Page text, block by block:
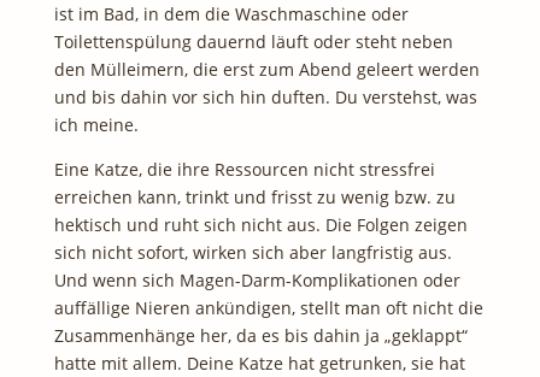
ist im Bad, in dem die Waschmaschine oder
Toilettenspülung dauernd läuft oder steht neben
den Mülleimern, die erst zum Abend geleert werden
und bis dahin vor sich hin duften. Du verstehst, was
ich meine.
Eine Katze, die ihre Ressourcen nicht stressfrei
erreichen kann, trinkt und frisst zu wenig bzw. zu
hektisch und ruht sich nicht aus. Die Folgen zeigen
sich nicht sofort, wirken sich aber langfristig aus.
Und wenn sich Magen-Darm-Komplikationen oder
auffällige Nieren ankündigen, stellt man oft nicht die
Zusammenhänge her, da es bis dahin ja „geklappt“
hatte mit allem. Deine Katze hat getrunken, sie hat